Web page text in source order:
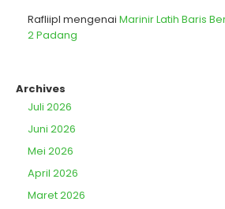
Rafliipl mengenai Marinir Latih Baris
2 Padang
Archives
Juli 2026
Juni 2026
Mei 2026
April 2026
Maret 2026